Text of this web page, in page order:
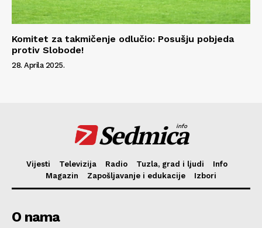
Komitet za takmičenje odlučio: Posušju pobjeda
protiv Slobode!
28. Aprila 2025.
Sedmica
info
Vijesti Televizija Radio Tuzla, grad i ljudi
Info
Magazin
Zapošljavanje i edukacije Izbori
O nama